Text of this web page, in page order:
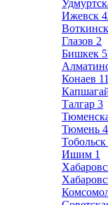
Ижевск
Воткинск
Глазов 2
Бишкек
Конаев 11
Талгар 3
Тюмень
Тобольск
Ишим 1